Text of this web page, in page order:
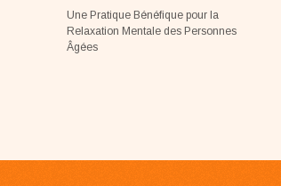
Une Pratique Bénéfique pour la
Relaxation Mentale des Personnes
Âgées